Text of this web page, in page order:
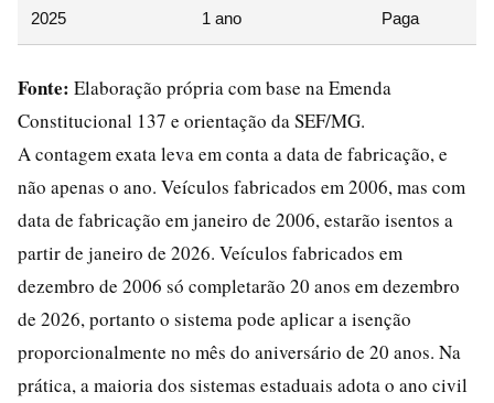
2025 1 ano Paga
Fonte: Elaboração própria com base na Emenda
Constitucional 137 e orientação da SEF/MG.
A contagem exata leva em conta a data de fabricação, e
não apenas o ano. Veículos fabricados em 2006, mas com
data de fabricação em janeiro de 2006, estarão isentos a
partir de janeiro de 2026. Veículos fabricados em
dezembro de 2006 só completarão 20 anos em dezembro
de 2026, portanto o sistema pode aplicar a isenção
proporcionalmente no mês do aniversário de 20 anos. Na
prática, a maioria dos sistemas estaduais adota o ano civil